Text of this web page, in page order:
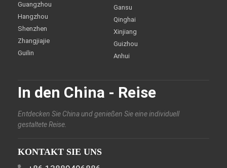
Guangzhou
Hangzhou
Shenzhen
Zhangjiajie
Guilin
Gansu
Qinghai
Xinjiang
Guizhou
Anhui
In den China - Reise
Entdecken Sie China und genießen Sie eine individuell
gestaltete Reise.
KONTAKT SIE UNS